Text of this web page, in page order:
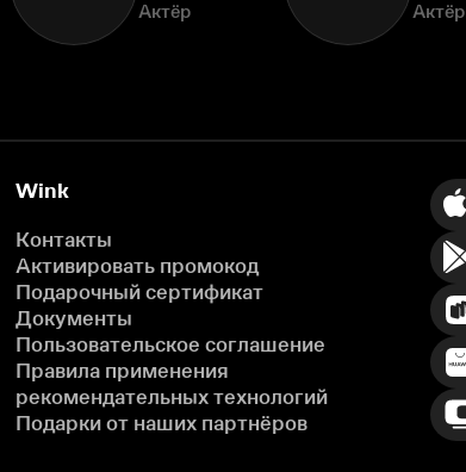
Актёр Актёр
Wink
Контакты
Активировать промокод
Подарочный сертификат
Документы
Пользовательское соглашение
Правила применения
рекомендательных технологий
Подарки от наших партнёров